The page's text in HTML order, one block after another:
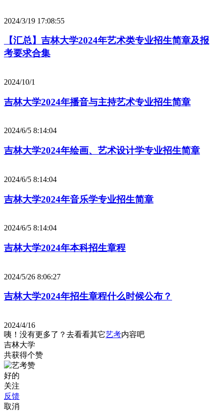
2024/3/19 17:08:55
【汇总】吉林大学2024年艺术类专业招生简章及报
考要求合集
2024/10/1
吉林大学2024年播音与主持艺术专业招生简章
2024/6/5 8:14:04
吉林大学2024年绘画、艺术设计学专业招生简章
2024/6/5 8:14:04
吉林大学2024年音乐学专业招生简章
2024/6/5 8:14:04
吉林大学2024年本科招生章程
2024/5/26 8:06:27
吉林大学2024年招生章程什么时候公布？
2024/4/16
咦！没有更多了？去看看其它艺考内容吧
吉林大学
共获得个赞
好的
关注
反馈
取消